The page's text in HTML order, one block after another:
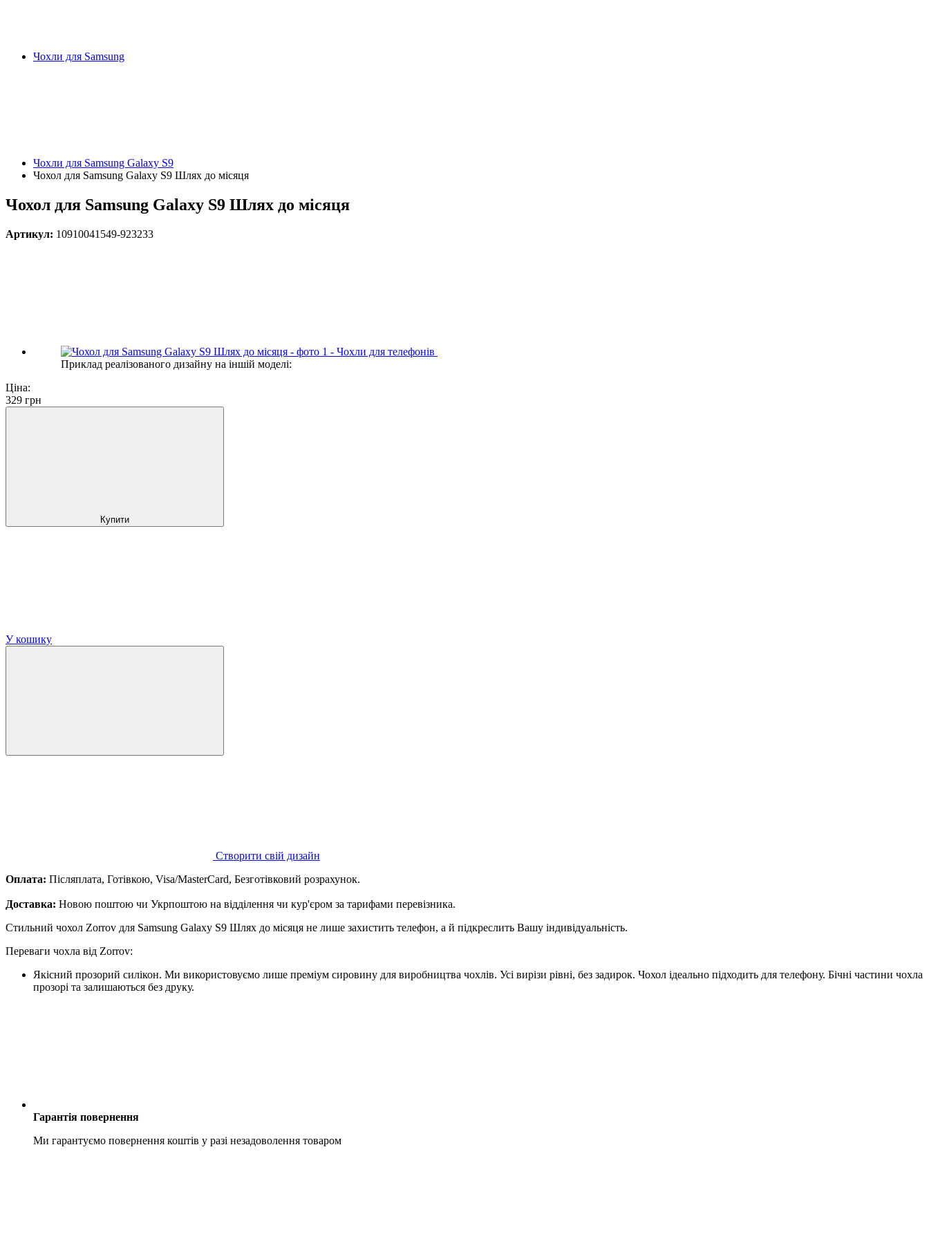
Чохли для Samsung
Чохли для Samsung Galaxy S9
Чохол для Samsung Galaxy S9 Шлях до місяця
Чохол для Samsung Galaxy S9 Шлях до місяця
Артикул: 10910041549-923233
Приклад реалізованого дизайну на іншій моделі:
Ціна:
329 грн
Купити
У кошику
Створити свій дизайн
Оплата: Післяплата, Готівкою, Visa/MasterCard, Безготівковий розрахунок.
Доставка: Новою поштою чи Укрпоштою на відділення чи кур'єром за тарифами перевізника.
Стильний чохол Zorrov для Samsung Galaxy S9 Шлях до місяця не лише захистить телефон, а й підкреслить Вашу індивідуальність.
Переваги чохла від Zorrov:
Якісний прозорий силікон. Ми використовуємо лише преміум сировину для виробництва чохлів. Усі вирізи рівні, без задирок. Чохол ідеально підходить для телефону. Бічні частини чохла
прозорі та залишаються без друку.
Гарантія повернення
Ми гарантуємо повернення коштів у разі незадоволення товаром